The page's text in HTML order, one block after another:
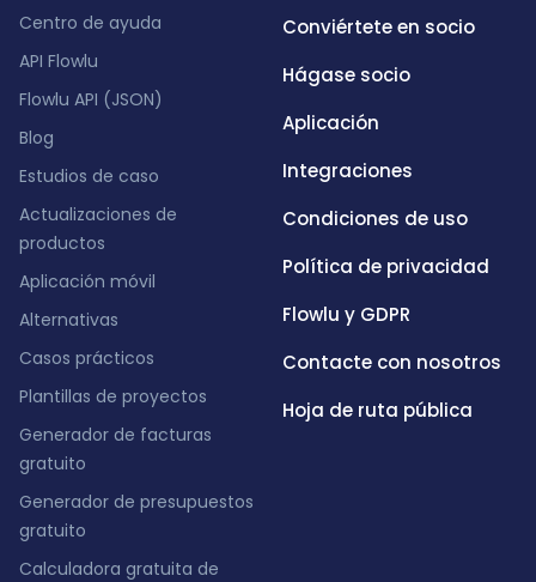
Centro de ayuda
API Flowlu
Flowlu API (JSON)
Blog
Estudios de caso
Actualizaciones de
productos
Aplicación móvil
Alternativas
Casos prácticos
Plantillas de proyectos
Generador de facturas
gratuito
Generador de presupuestos
gratuito
Calculadora gratuita de
Conviértete en socio
Hágase socio
Aplicación
Integraciones
Condiciones de uso
Política de privacidad
Flowlu y GDPR
Contacte con nosotros
Hoja de ruta pública